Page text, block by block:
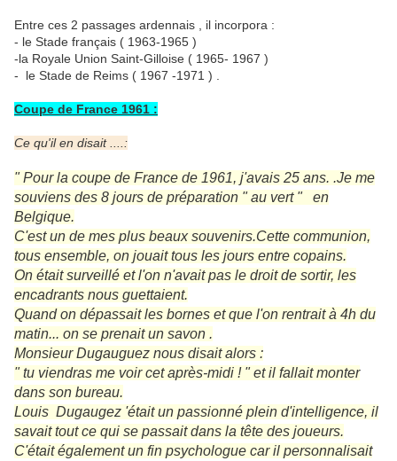
Entre ces 2 passages ardennais , il incorpora :
- le Stade français ( 1963-1965 )
-la Royale Union Saint-Gilloise ( 1965- 1967 )
- le Stade de Reims ( 1967 -1971 ) .
Coupe de France 1961 :
Ce qu'il en disait ....:
" Pour la coupe de France de 1961, j'avais 25 ans. .Je me
souviens des 8 jours de préparation " au vert " en
Belgique.
C'est un de mes plus beaux souvenirs.Cette communion,
tous ensemble, on jouait tous les jours entre copains.
On était surveillé et l'on n'avait pas le droit de sortir, les
encadrants nous guettaient.
Quand on dépassait les bornes et que l'on rentrait à 4h du
matin... on se prenait un savon .
Monsieur Dugauguez nous disait alors :
" tu viendras me voir cet après-midi ! " et il fallait monter
dans son bureau.
Louis Dugaugez 'était un passionné plein d'intelligence, il
savait tout ce qui se passait dans la tête des joueurs.
C'était également un fin psychologue car il personnalisait